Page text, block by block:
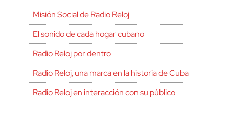
Misión Social de Radio Reloj
El sonido de cada hogar cubano
Radio Reloj por dentro
Radio Reloj, una marca en la historia de Cuba
Radio Reloj en interacción con su público